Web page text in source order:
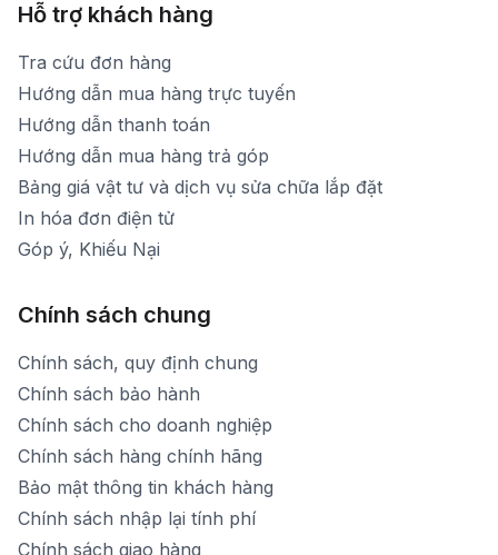
Hỗ trợ khách hàng
Tra cứu đơn hàng
Hướng dẫn mua hàng trực tuyến
Hướng dẫn thanh toán
Hướng dẫn mua hàng trả góp
Bảng giá vật tư và dịch vụ sửa chữa lắp đặt
In hóa đơn điện tử
Góp ý, Khiếu Nại
Chính sách chung
Chính sách, quy định chung
Chính sách bảo hành
Chính sách cho doanh nghiệp
Chính sách hàng chính hãng
Bảo mật thông tin khách hàng
Chính sách nhập lại tính phí
Chính sách giao hàng